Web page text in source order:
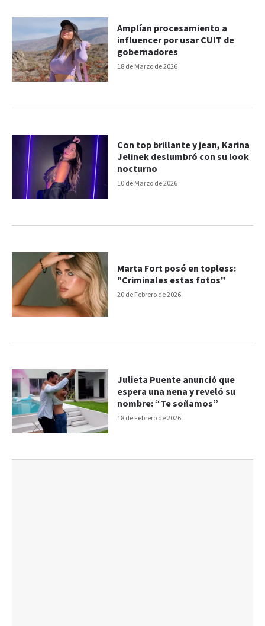
18 de Marzo de 2026
Amplían procesamiento a
influencer por usar CUIT de
gobernadores
10 de Marzo de 2026
Con top brillante y jean, Karina
Jelinek deslumbró con su look
nocturno
20 de Febrero de 2026
Marta Fort posó en topless:
"Criminales estas fotos"
18 de Febrero de 2026
Julieta Puente anunció que
espera una nena y reveló su
nombre: “Te soñamos”